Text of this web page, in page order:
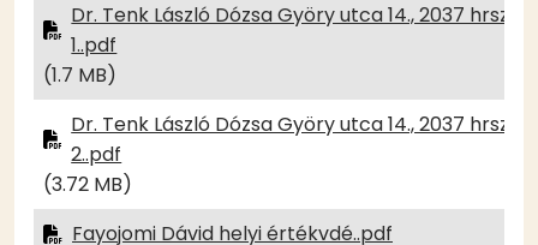
Dr. Tenk László Dózsa Györy utca 14., 2037 hrsz
1..pdf
(1.7 MB)
Dr. Tenk László Dózsa Györy utca 14., 2037 hrsz
2..pdf
(3.72 MB)
Fayojomi Dávid helyi értékvdé..pdf